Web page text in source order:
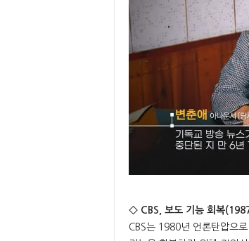
◇ CBS, 보도 기능 회복
CBS는 1980년 언론탄압으